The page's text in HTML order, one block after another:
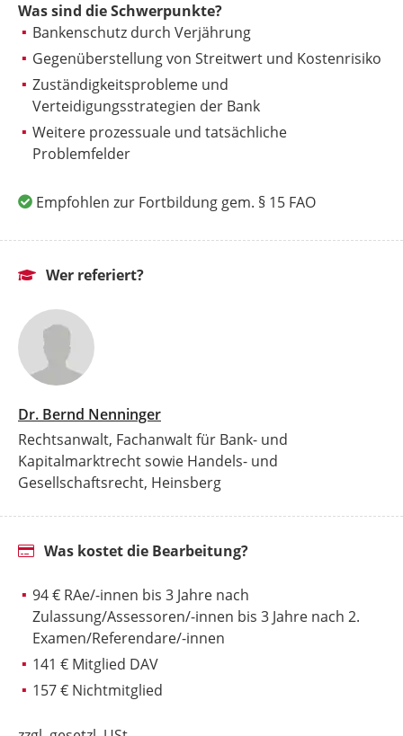
Was sind die Schwerpunkte?
Bankenschutz durch Verjährung
Gegenüberstellung von Streitwert und Kostenrisiko
Zuständigkeitsprobleme und
Verteidigungsstrategien der Bank
Weitere prozessuale und tatsächliche
Problemfelder
Empfohlen zur Fortbildung gem. § 15 FAO
Wer referiert?
Dr. Bernd Nenninger
Rechtsanwalt, Fachanwalt für Bank- und
Kapitalmarktrecht sowie Handels- und
Gesellschaftsrecht, Heinsberg
Was kostet die Bearbeitung?
94 € RAe/-innen bis 3 Jahre nach
Zulassung/Assessoren/-innen bis 3 Jahre nach 2.
Examen/Referendare/-innen
141 € Mitglied DAV
157 € Nichtmitglied